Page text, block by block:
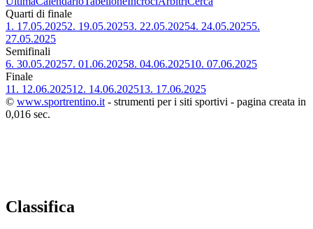
Quarti di finale
1. 17.05.20252. 19.05.20253. 22.05.20254. 24.05.20255.
27.05.2025
Semifinali
6. 30.05.20257. 01.06.20258. 04.06.202510. 07.06.2025
Finale
11. 12.06.202512. 14.06.202513. 17.06.2025
© www.sportrentino.it - strumenti per i siti sportivi - pagina creata in
0,016 sec.
Classifica